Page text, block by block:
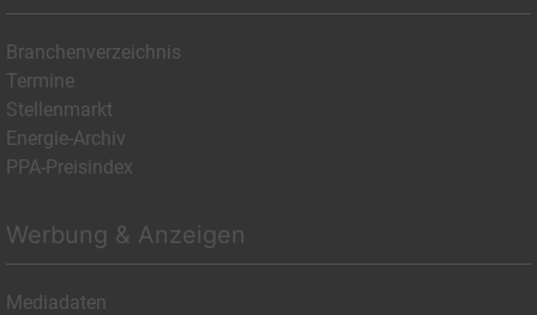
Branchenverzeichnis
Termine
Stellenmarkt
Energie-Archiv
PPA-Preisindex
Werbung & Anzeigen
Mediadaten